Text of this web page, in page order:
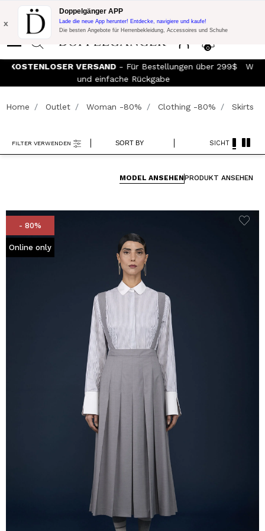
Blitzangebot:
10% Extra-Rabatt auf 300$ Einkauf mit Code:
DOPPEL300
0
x
Doppelgänger APP
Lade die neue App herunter! Entdecke, navigiere und kaufe!
Die besten Angebote für Herrenbekleidung, Accessoires und Schuhe
Werden Sie Mitglied imDoppelganger Club!Entdecken Sie
alle Vorteile undRabatte von bis zu -20%!
Home Outlet Woman -80% Clothing -80% Skirts
SORT BY
FILTER VERWENDEN SICHT
MODEL ANSEHENPRODUKT ANSEHEN
- 80%
Online only